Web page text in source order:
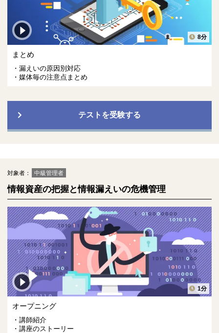
8分
まとめ
漏えいの原因別対応
媒体毎の注意点まとめ
テストを受験する
情報資産の把握と情報漏えいの危機管理
対象者： 中級管理者
1分
オープニング
講師紹介
講座のストーリー